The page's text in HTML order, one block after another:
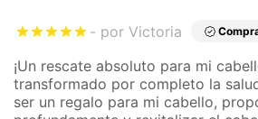
por Victoria
¡Un rescate absoluto para mi
transformado por completo la
ser un regalo para mi cabello,